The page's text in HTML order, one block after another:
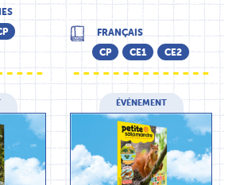
FRANÇAIS
CP
CE1 CE2
ÉVÉNEMENT